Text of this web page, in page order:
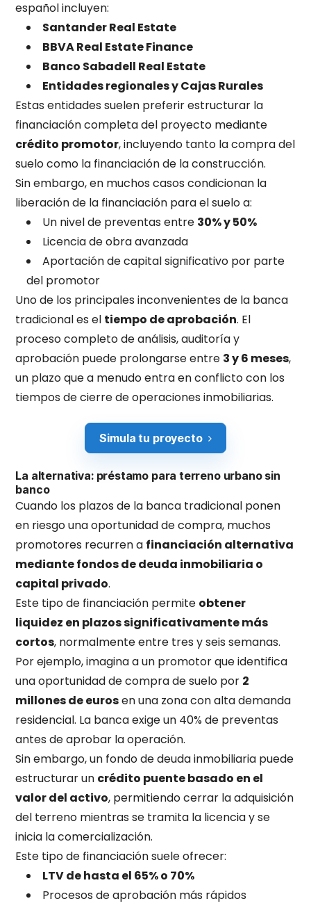
español incluyen:
Santander Real Estate
BBVA Real Estate Finance
Banco Sabadell Real Estate
Entidades regionales y Cajas Rurales
Estas entidades suelen preferir estructurar la
financiación completa del proyecto mediante
crédito promotor, incluyendo tanto la compra del
suelo como la financiación de la construcción.
Sin embargo, en muchos casos condicionan la
liberación de la financiación para el suelo a:
Un nivel de preventas entre 30% y 50%
Licencia de obra avanzada
Aportación de capital significativo por parte
del promotor
Uno de los principales inconvenientes de la banca
tradicional es el tiempo de aprobación. El
proceso completo de análisis, auditoría y
aprobación puede prolongarse entre 3 y 6 meses,
un plazo que a menudo entra en conflicto con los
tiempos de cierre de operaciones inmobiliarias.
Simula tu proyecto
La alternativa: préstamo para terreno urbano sin
banco
Cuando los plazos de la banca tradicional ponen
en riesgo una oportunidad de compra, muchos
promotores recurren a financiación alternativa
mediante fondos de deuda inmobiliaria o
capital privado.
Este tipo de financiación permite obtener
liquidez en plazos significativamente más
cortos, normalmente entre tres y seis semanas.
Por ejemplo, imagina a un promotor que identifica
una oportunidad de compra de suelo por 2
millones de eurosen una zona con alta demanda
residencial. La banca exige un 40% de preventas
antes de aprobar la operación.
Sin embargo, un fondo de deuda inmobiliaria puede
estructurar un crédito puente basado en el
valor del activo, permitiendo cerrar la adquisición
del terreno mientras se tramita la licencia y se
inicia la comercialización.
Este tipo de financiación suele ofrecer:
LTV de hasta el 65% o 70%
Procesos de aprobación más rápidos